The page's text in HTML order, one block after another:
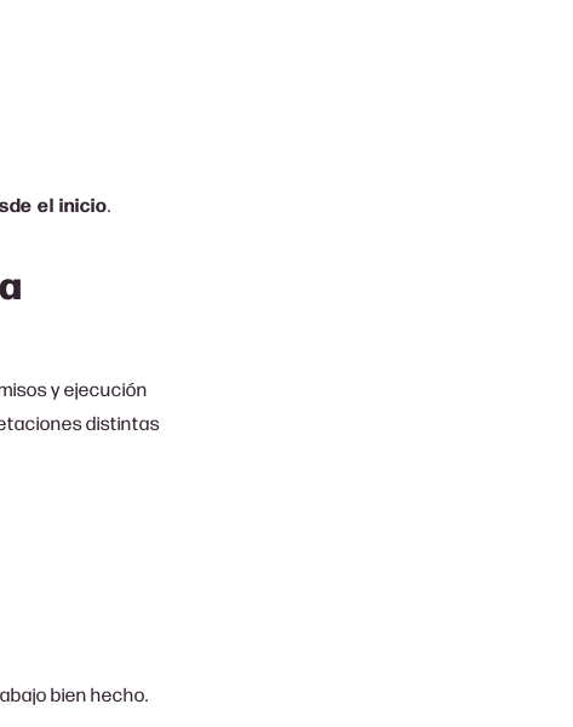
el inicio.
y ejecución
distintas
bien hecho.